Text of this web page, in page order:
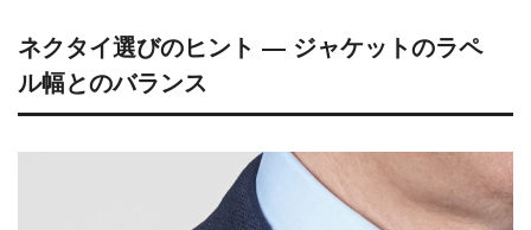
ネクタイ選びのヒント ― ジャケットのラペ
ル幅とのバランス